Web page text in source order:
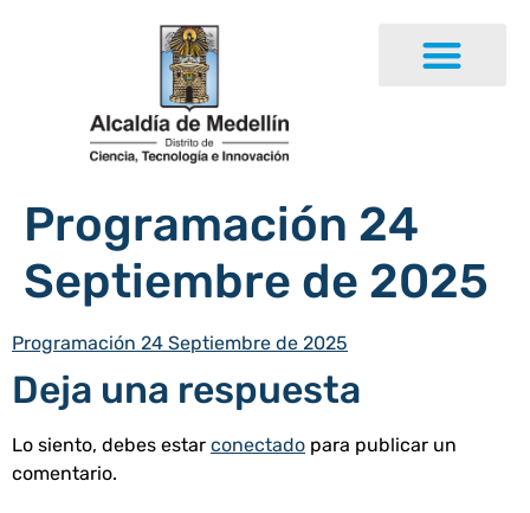
Programación 24
Septiembre de 2025
Programación 24 Septiembre de 2025
Deja una respuesta
Lo siento, debes estar conectado para publicar un
comentario.